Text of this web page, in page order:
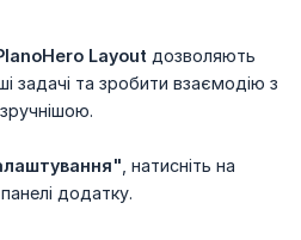
Layout дозволяють
задачі та зробити взаємодію з
, натисніть на
додатку.